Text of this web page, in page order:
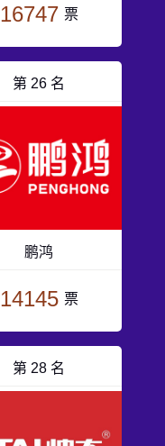
16747 票
第 26 名
鹏鸿
14145 票
第 28 名